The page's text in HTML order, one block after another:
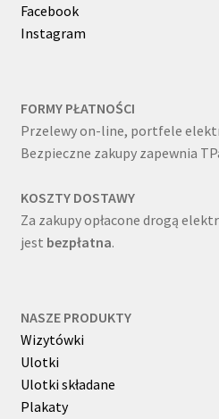
Facebook
Instagram
FORMY PŁATNOŚCI
Przelewy on-line, portfele
Bezpieczne zakupy zapewnia
KOSZTY DOSTAWY
Za zakupy opłacone drogą
jest bezpłatna.
NASZE PRODUKTY
Wizytówki
Ulotki
Ulotki składane
Plakaty